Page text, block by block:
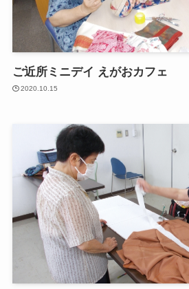
ご近所ミニデイ えがおカフェ
2020.10.15